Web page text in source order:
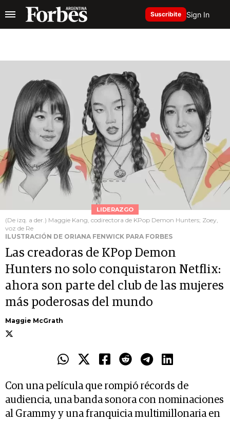
Suscribite Sign In
LIDERAZGO
(De izq. a der.) Maggie Kang, codirectora de KPop Demon Hunters; Zoey,
voz de Re
ILUSTRACIÓN DE ORIANA FENWICK PARA FORBES
Las creadoras de KPop Demon
Hunters no solo conquistaron Netflix:
ahora son parte del club de las mujeres
más poderosas del mundo
Maggie McGrath
Con una película que rompió récords de
audiencia, una banda sonora con nominaciones
al Grammy y una franquicia multimillonaria en